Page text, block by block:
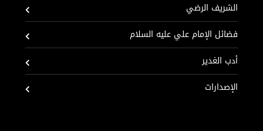
الشريف الرضي
فضائل الإمام علي عليه السلام
أدب الغدير
الإصدارات